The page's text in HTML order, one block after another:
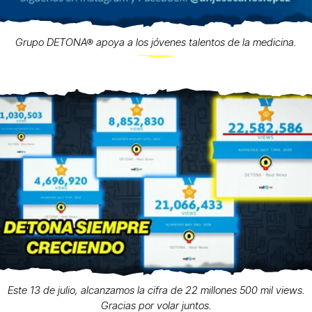
Grupo DETONA® apoya a los jóvenes talentos de la medicina.
Este 13 de julio, alcanzamos la cifra de 22 millones 500 mil views.
Gracias por volar juntos.